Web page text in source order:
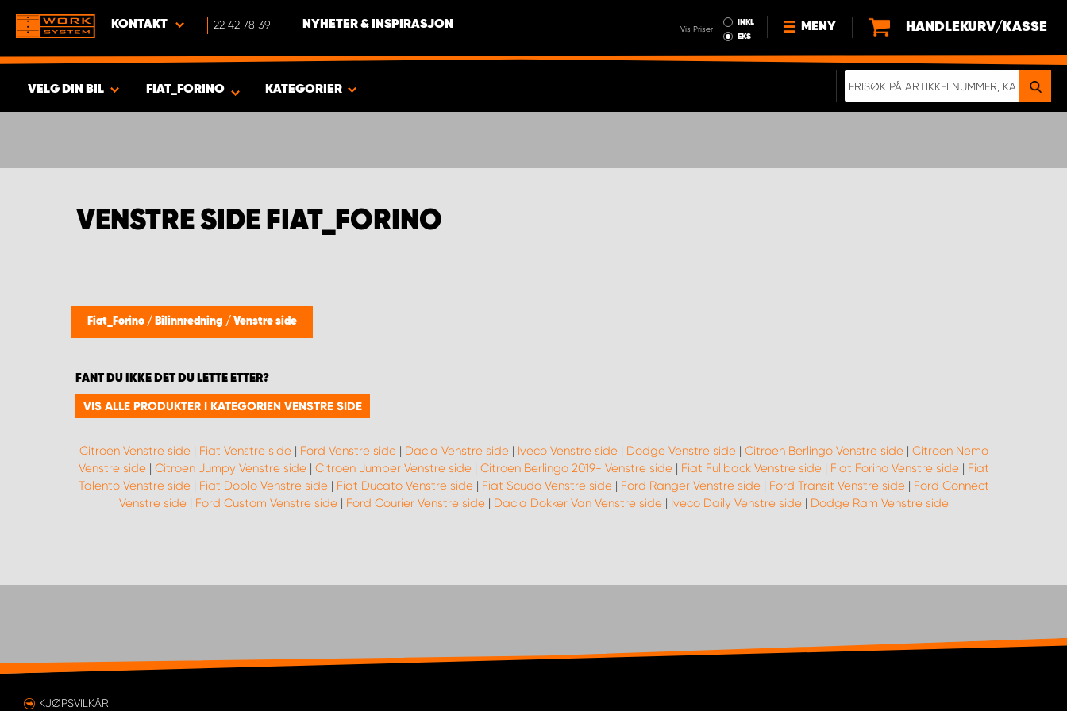
KONTAKT 22 42 78 39 NYHETER & INSPIRASJON Vis Priser
INKL
EKS
MENY
NYHETER
HANDLEKURV/KASSE
VELG DIN BIL FIAT_FORINO KATEGORIER
VENSTRE SIDE FIAT_FORINO
Fiat_Forino / Bilinnredning / Venstre side
FANT DU IKKE DET DU LETTE ETTER?
VIS ALLE PRODUKTER I KATEGORIEN VENSTRE SIDE
Citroen Venstre side| Fiat Venstre side| Ford Venstre side| Dacia Venstre side| Iveco Venstre side| Dodge Venstre side| Citroen Berlingo Venstre side| Citroen Nemo
Venstre side| Citroen Jumpy Venstre side| Citroen Jumper Venstre side| Citroen Berlingo 2019- Venstre side| Fiat Fullback Venstre side| Fiat Forino Venstre side| Fiat
Talento Venstre side| Fiat Doblo Venstre side| Fiat Ducato Venstre side| Fiat Scudo Venstre side| Ford Ranger Venstre side| Ford Transit Venstre side| Ford Connect
Venstre side| Ford Custom Venstre side| Ford Courier Venstre side| Dacia Dokker Van Venstre side| Iveco Daily Venstre side| Dodge Ram Venstre side
KJØPSVILKÅR